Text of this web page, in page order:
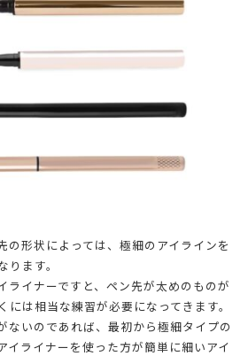
の形状によっては、極細のアイラインを
ます。
ライナーですと、ペン先が太めのものが
には相当な練習が必要になってきます。
ないのであれば、最初から極細タイプの
イライナーを使った方が簡単に細いアイ